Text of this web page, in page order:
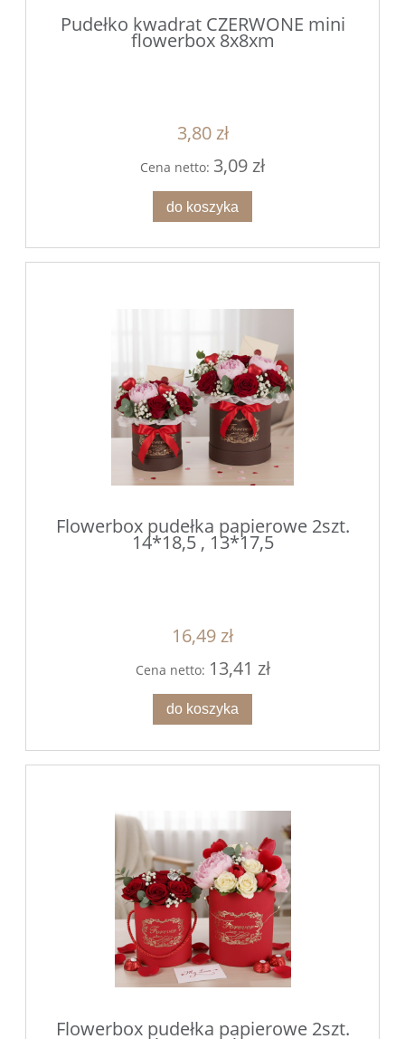
Pudełko kwadrat CZERWONE mini
flowerbox 8x8xm
3,80 zł
Cena netto: 3,09 zł
do koszyka
Flowerbox pudełka papierowe 2szt.
14*18,5 , 13*17,5
16,49 zł
Cena netto: 13,41 zł
do koszyka
Flowerbox pudełka papierowe 2szt.